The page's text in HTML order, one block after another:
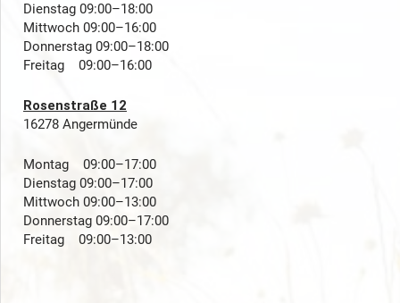
Dienstag 09:00–18:00
Mittwoch 09:00–16:00
Donnerstag 09:00–18:00
Freitag 09:00–16:00
Rosenstraße 12
16278 Angermünde
Montag 09:00–17:00
Dienstag 09:00–17:00
Mittwoch 09:00–13:00
Donnerstag 09:00–17:00
Freitag 09:00–13:00